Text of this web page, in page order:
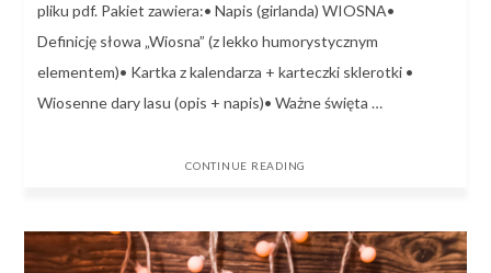
pliku pdf. Pakiet zawiera:• Napis (girlanda) WIOSNA•
Definicję słowa „Wiosna” (z lekko humorystycznym
elementem)• Kartka z kalendarza + karteczki sklerotki •
Wiosenne dary lasu (opis + napis)• Ważne święta …
CONTINUE READING